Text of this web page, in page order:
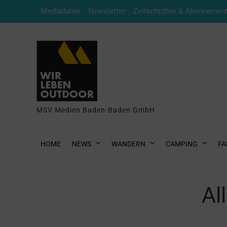
Mediadaten Newsletter Zeitschriften &
MSV Medien Baden-Baden GmbH
HOME NEWS WANDERN CAMPING